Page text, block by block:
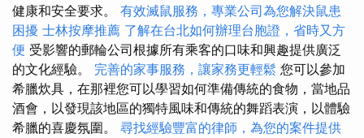
健康和安全要求。 有效滅鼠服務，專業公司為您解決鼠患
困擾 士林按摩推薦 了解在台北如何辦理台胞證，省時又方
便 受影響的郵輪公司根據所有乘客的口味和興趣提供廣泛
的文化經驗。 完善的家事服務，讓家務更輕鬆 您可以參加
希臘炊具，在那裡您可以學習如何準備傳統的食物，當地品
酒會，以發現該地區的獨特風味和傳統的舞蹈表演，以體驗
希臘的喜慶氛圍。 尋找經驗豐富的律師，為您的案件提供